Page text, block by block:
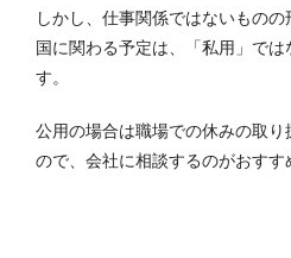
しかし、仕事関係ではないもの
国に関わる予定は、「私用」で
す。
公用の場合は職場での休みの取
ので、会社に相談するのがおすす